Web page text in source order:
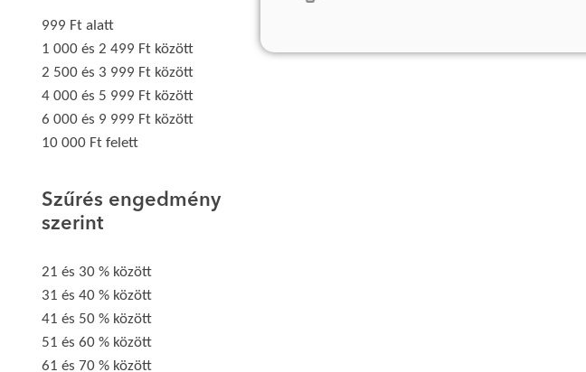
999 Ft alatt
1 000 és 2 499 Ft között
2 500 és 3 999 Ft között
4 000 és 5 999 Ft között
6 000 és 9 999 Ft között
10 000 Ft felett
Szűrés engedmény
szerint
21 és 30 % között
31 és 40 % között
41 és 50 % között
51 és 60 % között
61 és 70 % között